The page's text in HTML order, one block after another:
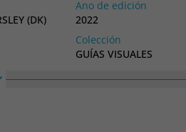
(DK)
Ano de edición
2022
Colección
GUÍAS VISUALES